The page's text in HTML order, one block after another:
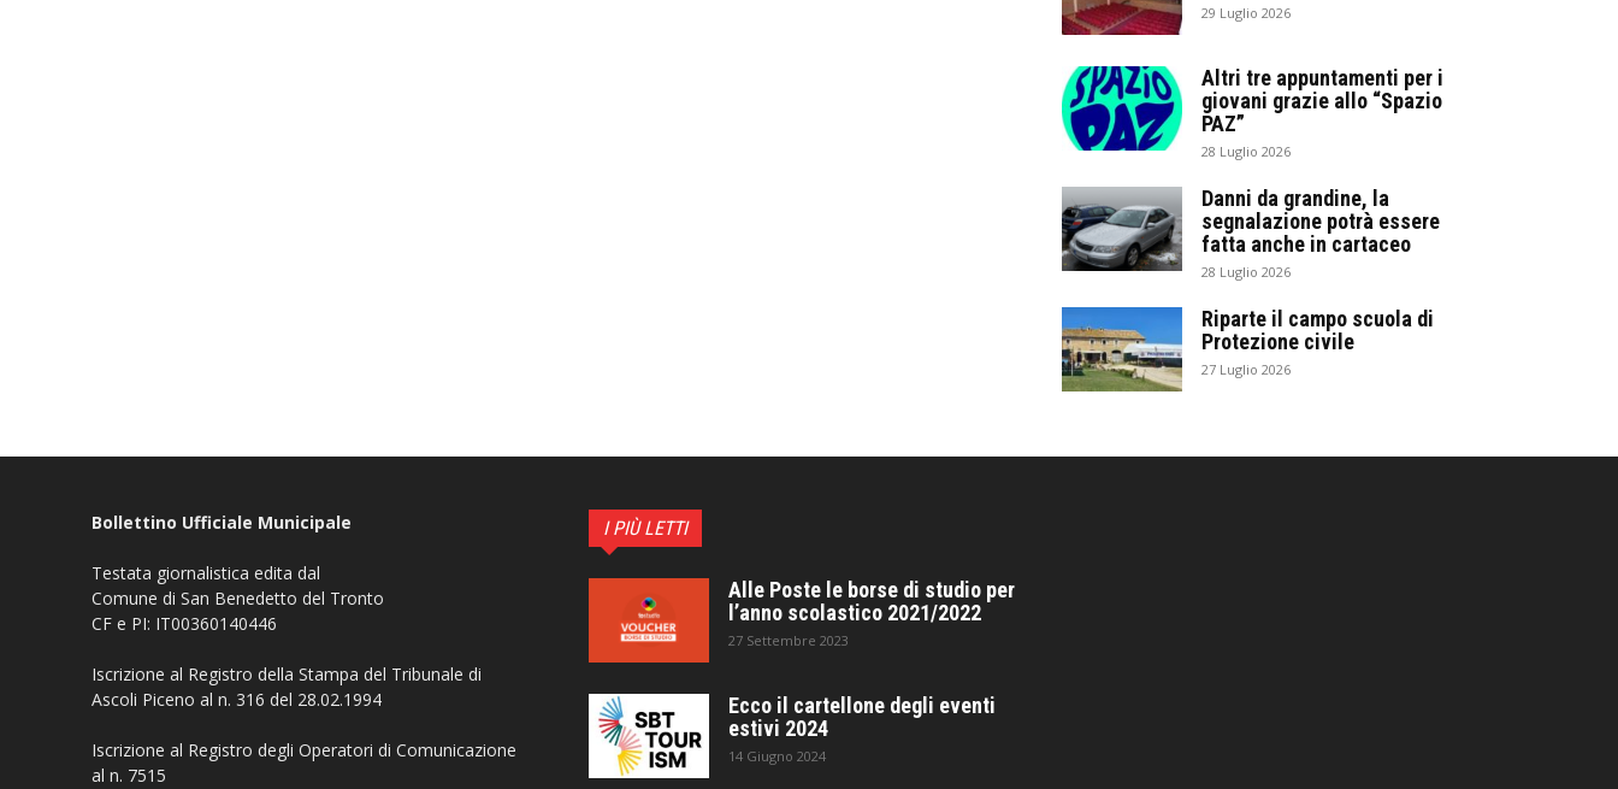
29 Luglio 2026
Altri tre appuntamenti per i
giovani grazie allo “Spazio
PAZ”
28 Luglio 2026
Danni da grandine, la
segnalazione potrà essere
fatta anche in cartaceo
28 Luglio 2026
Riparte il campo scuola di
Protezione civile
27 Luglio 2026
Bollettino Ufficiale Municipale
Testata giornalistica edita dal
Comune di San Benedetto del Tronto
CF e PI: IT00360140446
Iscrizione al Registro della Stampa del Tribunale di
Ascoli Piceno al n. 316 del 28.02.1994
Iscrizione al Registro degli Operatori di Comunicazione
al n. 7515
I PIÙ LETTI
Alle Poste le borse di studio per
l’anno scolastico 2021/2022
27 Settembre 2023
Ecco il cartellone degli eventi
estivi 2024
14 Giugno 2024